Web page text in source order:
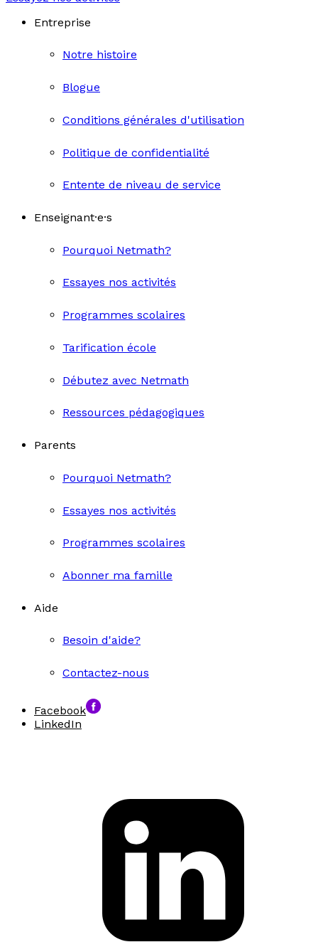
Entreprise
Notre histoire
Blogue
Conditions générales d'utilisation
Politique de confidentialité
Entente de niveau de service
Enseignant·e·s
Pourquoi Netmath?
Essayes nos activités
Programmes scolaires
Tarification école
Débutez avec Netmath
Ressources pédagogiques
Parents
Pourquoi Netmath?
Essayes nos activités
Programmes scolaires
Abonner ma famille
Aide
Besoin d'aide?
Contactez-nous
Facebook
LinkedIn